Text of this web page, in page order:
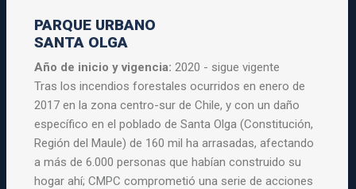
PARQUE URBANO
SANTA OLGA
Año de inicio y vigencia:2020 - sigue vigente
Tras los incendios forestales ocurridos en enero de
2017 en la zona centro-sur de Chile, y con un daño
específico en el poblado de Santa Olga (Constitución,
Región del Maule) de 160 mil ha arrasadas, afectando
a más de 6.000 personas que habían construido su
hogar ahí; CMPC comprometió una serie de acciones